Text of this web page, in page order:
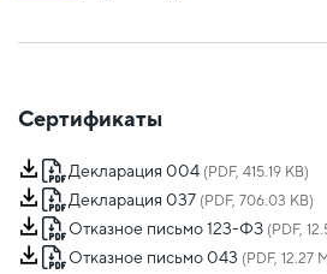
Сертификаты
Декларация 004 (PDF, 415.19 KB)
Декларация 037 (PDF, 706.03 KB)
Отказное письмо 123-ФЗ (PDF,
Отказное письмо 043 (PDF, 12.27